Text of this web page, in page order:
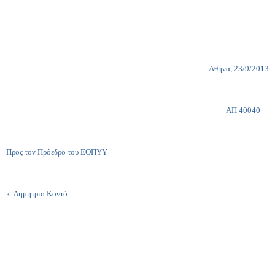
Αθήνα, 23/9/2013
ΑΠ 40040
Προς τον Πρόεδρο του ΕΟΠΥΥ
κ. Δημήτριο Κοντό